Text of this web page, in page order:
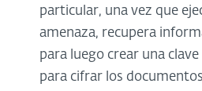
particular, una vez que
amenaza, recupera
para luego crear una
para cifrar los